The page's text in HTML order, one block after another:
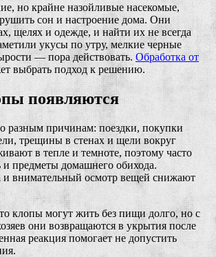
но крайне назойливые насекомые,
сон и настроение дома. Они
щелях и одежде, и найти их не всегда
укусы по утру, мелкие черные
— пора действовать. Обработка от
выбрать подход к решению.
появляются
разным причинам: поездки, покупки
трещины в стенах и щели вокруг
в тепле и темноте, поэтому часто
предметы домашнего обихода.
и внимательный осмотр вещей снижают
клопы могут жить без пищи долго, но с
они возвращаются в укрытия после
реакция помогает не допустить